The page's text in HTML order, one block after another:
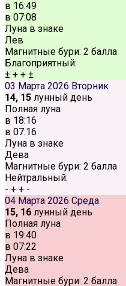
в 16:49
в 07:08
Луна в знаке
Лев
Магнитные бури: 2 балла
Благоприятный:
± + + ±
03 Марта 2026 Вторник
14, 15 лунный день
Полная луна
в 18:16
в 07:16
Луна в знаке
Дева
Магнитные бури: 2 балла
Нейтральный:
- + + -
04 Марта 2026 Среда
15, 16 лунный день
Полная луна
в 19:40
в 07:22
Луна в знаке
Дева
Магнитные бури: 2 балла